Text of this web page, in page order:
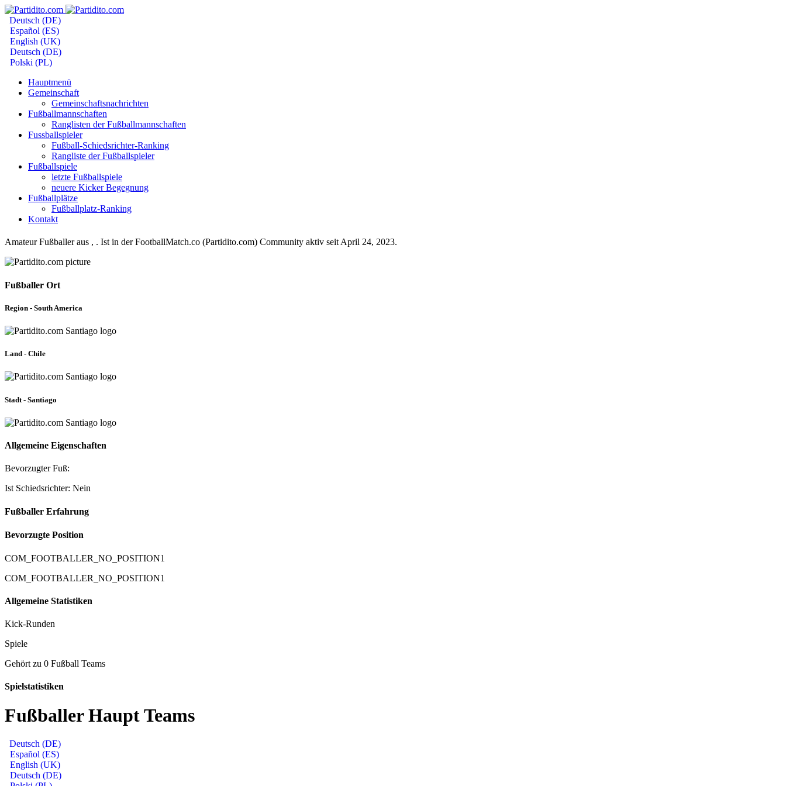
Deutsch (DE)
Español (ES)
English (UK)
Deutsch (DE)
Polski (PL)
Hauptmenü
Gemeinschaft
Gemeinschaftsnachrichten
Fußballmannschaften
Ranglisten der Fußballmannschaften
Fussballspieler
Fußball-Schiedsrichter-Ranking
Rangliste der Fußballspieler
Fußballspiele
letzte Fußballspiele
neuere Kicker Begegnung
Fußballplätze
Fußballplatz-Ranking
Kontakt
Amateur Fußballer aus , . Ist in der FootballMatch.co (Partidito.com) Community aktiv seit April 24, 2023.
Fußballer Ort
Region - South America
Land - Chile
Stadt - Santiago
Allgemeine Eigenschaften
Bevorzugter Fuß:
Ist Schiedsrichter: Nein
Fußballer Erfahrung
Bevorzugte Position
COM_FOOTBALLER_NO_POSITION1
COM_FOOTBALLER_NO_POSITION1
Allgemeine Statistiken
Kick-Runden
Spiele
Gehört zu 0 Fußball Teams
Spielstatistiken
Fußballer Haupt Teams
Deutsch (DE)
Español (ES)
English (UK)
Deutsch (DE)